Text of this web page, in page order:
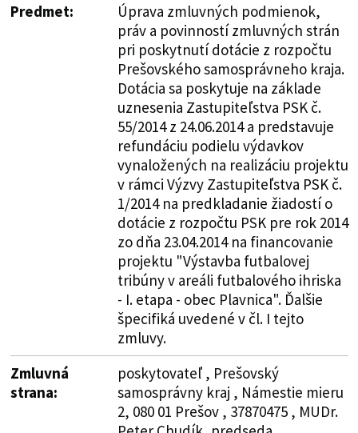
Predmet:
Úprava zmluvných podmienok,
práv a povinností zmluvných strán
pri poskytnutí dotácie z rozpočtu
Prešovského samosprávneho kraja.
Dotácia sa poskytuje na základe
uznesenia Zastupiteľstva PSK č.
55/2014 z 24.06.2014 a predstavuje
refundáciu podielu výdavkov
vynaložených na realizáciu projektu
v rámci Výzvy Zastupiteľstva PSK č.
1/2014 na predkladanie žiadostí o
dotácie z rozpočtu PSK pre rok 2014
zo dňa 23.04.2014 na financovanie
projektu "Výstavba futbalovej
tribúny v areáli futbalového ihriska
- I. etapa - obec Plavnica". Ďalšie
špecifiká uvedené v čl. I tejto
zmluvy.
Zmluvná
strana:
poskytovateľ , Prešovský
samosprávny kraj , Námestie mieru
2, 080 01 Prešov , 37870475 , MUDr.